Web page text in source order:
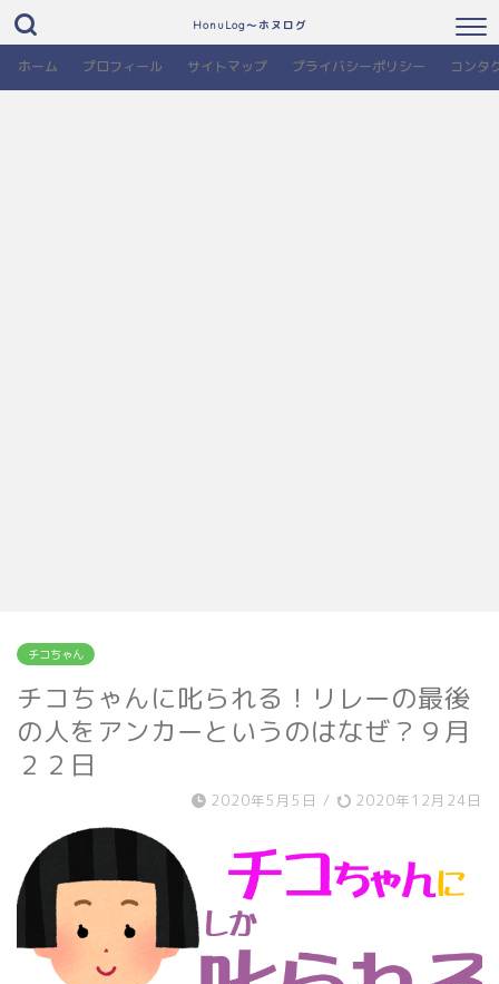
HonuLog～ホヌログ
ホーム プロフィール サイトマップ プライバシーポリシー コンタ
チコちゃん
チコちゃんに叱られる！リレーの最後
の人をアンカーというのはなぜ？９月
２２日
2020年5月5日 / 2020年12月24日